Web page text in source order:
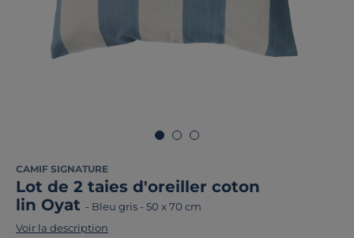
CAMIF SIGNATURE
Lot de 2 taies d'oreiller coton
lin Oyat - Bleu gris - 50 x 70 cm
Voir la description